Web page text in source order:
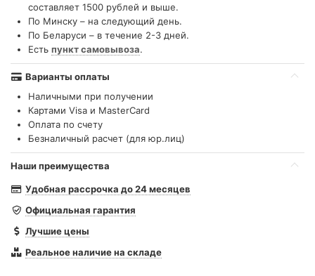
составляет 1500 рублей и выше.
По Минску – на следующий день.
По Беларуси – в течение 2-3 дней.
Есть пункт самовывоза.
Варианты оплаты
Наличными при получении
Картами Visa и MasterCard
Оплата по счету
Безналичный расчет (для юр.лиц)
Наши преимущества
Удобная рассрочка до 24 месяцев
Официальная гарантия
Лучшие цены
Реальное наличие на складе